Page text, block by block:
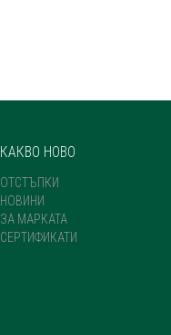
КАКВО НОВО
ОТСТЪПКИ
НОВИНИ
ЗА МАРКАТА
СЕРТИФИКАТИ